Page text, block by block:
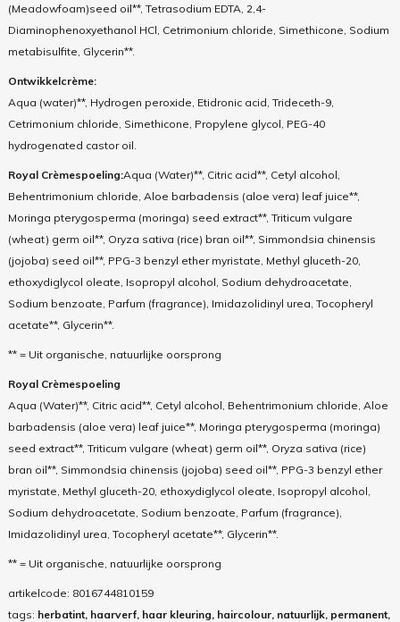
(Meadowfoam)seed oil**, Tetrasodium EDTA, 2,4-
Diaminophenoxyethanol HCl, Cetrimonium chloride, Simethicone, Sodium
metabisulfite, Glycerin**.
Ontwikkelcrème:
Aqua (water)**, Hydrogen peroxide, Etidronic acid, Trideceth-9,
Cetrimonium chloride, Simethicone, Propylene glycol, PEG-40
hydrogenated castor oil.
Royal Crèmespoeling:Aqua (Water)**, Citric acid**, Cetyl alcohol,
Behentrimonium chloride, Aloe barbadensis (aloe vera) leaf juice**,
Moringa pterygosperma (moringa) seed extract**, Triticum vulgare
(wheat) germ oil**, Oryza sativa (rice) bran oil**, Simmondsia chinensis
(jojoba) seed oil**, PPG-3 benzyl ether myristate, Methyl gluceth-20,
ethoxydiglycol oleate, Isopropyl alcohol, Sodium dehydroacetate,
Sodium benzoate, Parfum (fragrance), Imidazolidinyl urea, Tocopheryl
acetate**, Glycerin**.
** = Uit organische, natuurlijke oorsprong
Royal Crèmespoeling
Aqua (Water)**, Citric acid**, Cetyl alcohol, Behentrimonium chloride, Aloe
barbadensis (aloe vera) leaf juice**, Moringa pterygosperma (moringa)
seed extract**, Triticum vulgare (wheat) germ oil**, Oryza sativa (rice)
bran oil**, Simmondsia chinensis (jojoba) seed oil**, PPG-3 benzyl ether
myristate, Methyl gluceth-20, ethoxydiglycol oleate, Isopropyl alcohol,
Sodium dehydroacetate, Sodium benzoate, Parfum (fragrance),
Imidazolidinyl urea, Tocopheryl acetate**, Glycerin**.
** = Uit organische, natuurlijke oorsprong
artikelcode: 8016744810159
tags: herbatint, haarverf, haar kleuring, haircolour, natuurlijk, permanent,